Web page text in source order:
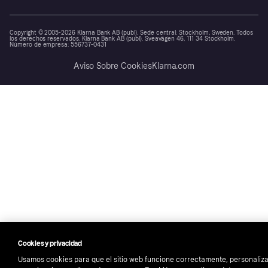
Copyright © 2005-2026 Klarna Bank AB (publ). Sede central: Stockholm, Sweden. Todos
los derechos reservados. Klarna Bank AB (publ). Sveavägen 46, 111 34 Stockholm.
Número de empresa: 556737-0431
Aviso Sobre CookiesKlarna.com
Cookies y privacidad
Usamos cookies para que el sitio web funcione correctamente,